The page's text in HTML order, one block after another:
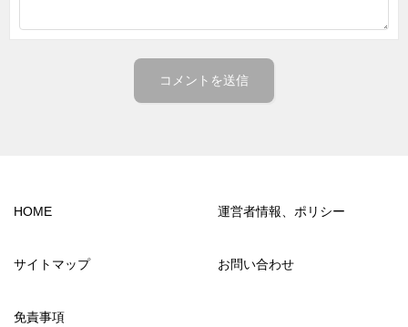
HOME 運営者情報、ポリシー
サイトマップ お問い合わせ
免責事項